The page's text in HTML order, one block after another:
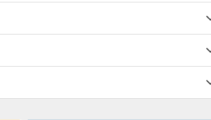
Montag, 17.08.2026,
17